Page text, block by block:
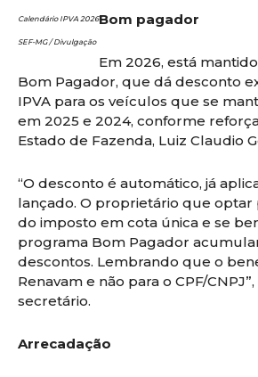
Calendário IPVA 2026
SEF-MG / Divulgação
Bom pagador
Em 2026, está
Bom Pagador, que dá desconto
IPVA para os veículos que se
em 2025 e 2024, conforme
Estado de Fazenda, Luiz Claudio
“O desconto é automático, já
lançado. O proprietário que
do imposto em cota única e se
programa Bom Pagador
descontos. Lembrando que o
Renavam e não para o CPF/
secretário.
Arrecadação